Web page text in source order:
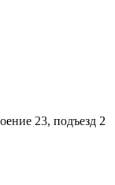
23, подъезд 2